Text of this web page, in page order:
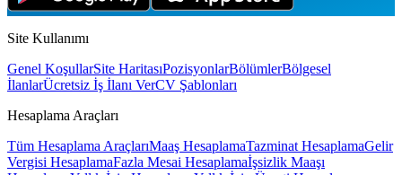
Site Kullanımı
Genel KoşullarSite HaritasıPozisyonlarBölümlerBölgesel
İlanlarÜcretsiz İş İlanı VerCV Şablonları
Hesaplama Araçları
Tüm Hesaplama AraçlarıMaaş HesaplamaTazminat HesaplamaGelir
Vergisi HesaplamaFazla Mesai Hesaplamaİşsizlik Maaşı